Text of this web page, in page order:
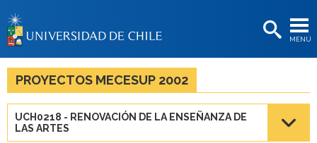
MENÚ
BIBLIOTECAS
LA UNIVERSIDAD
PROYECTOS MECESUP 2002
UCH0218 - RENOVACIÓN DE LA ENSEÑANZA DE
LAS ARTES